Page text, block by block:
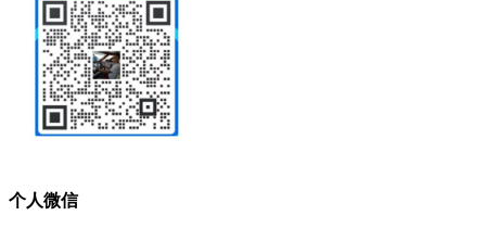
个人微信